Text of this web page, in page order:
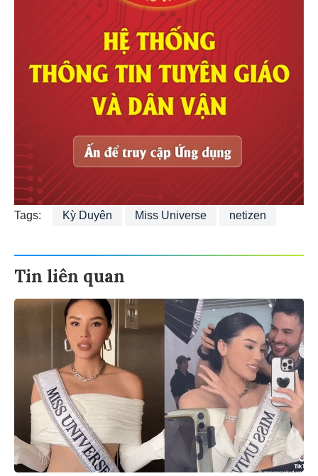
Tags: Kỳ Duyên Miss Universe netizen
Tin liên quan